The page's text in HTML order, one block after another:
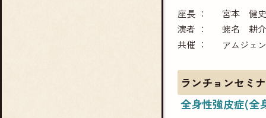
座長
宮本 健史
演者
蛯名 耕介
共催
アムジェ
ランチョンセミ
全身性強皮症(全